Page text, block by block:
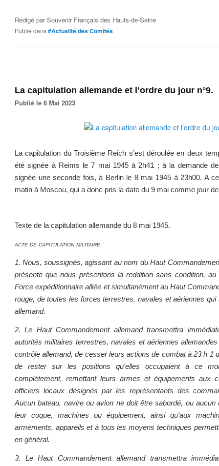
Rédigé parSouvenir Français des Hauts-de-Seine
Publié dans#Actualité des Comités
La capitulation allemande et l’ordre du jour n°9.
Publié le 6 Mai 2023
La capitulation du Troisième Reich s’est déroulée en deux
été signée à Reims le 7 mai 1945 à 2h41 ; à la demande de
signée une seconde fois, à Berlin le 8 mai 1945 à 23h00. A
matin à Moscou, qui a donc pris la date du 9 mai comme jour
Texte de la capitulation allemande du 8 mai 1945.
acte de capitulation militaire
1. Nous, soussignés, agissant au nom du Haut
présente que nous présentons la reddition sans condition,
Force expéditionnaire alliée et simultanément au Haut
rouge, de toutes les forces terrestres, navales et aériennes
allemand.
2. Le Haut Commandement allemand transmettra
autorités militaires terrestres, navales et aériennes
contrôle allemand, de cesser leurs actions de combat à 23 h 1
de rester sur les positions qu'elles occupaient à ce
complètement, remettant leurs armes et équipements aux
officiers locaux désignés par les représentants des
Aucun bateau, navire ou avion ne doit être sabordé, ou
leur coque, machines ou équipement, ainsi qu'aux
armements, appareils et à tous les moyens techniques
en général.
3. Le Haut Commandement allemand transmettra